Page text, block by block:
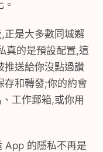
正是大多數同城邂
真的是預設配置,這
推送給你沒點過讚
存和轉發;你的約會
工作郵箱,或你用
App 的隱私不再是